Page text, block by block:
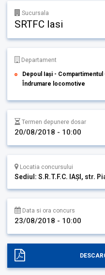
Sucursala
SRTFC Iasi
Departament
Depoul Iași -
Îndrumare locomotive
Termen depunere dosar
20/08/2018 - 10:00
Locatia concursului
Sediul: S.R.T.F.C. IAȘI, str.
Data si ora concurs
23/08/2018 - 10:00